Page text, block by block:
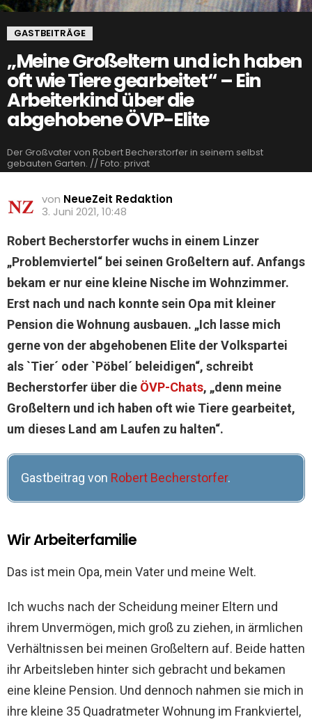
GASTBEITRÄGE
„Meine Großeltern und ich haben
oft wie Tiere gearbeitet“ – Ein
Arbeiterkind über die
abgehobene ÖVP-Elite
Der Großvater von Robert Becherstorfer in seinem selbst
gebauten Garten. // Foto: privat
von NeueZeit Redaktion
3. Juni 2021, 10:48
Robert Becherstorfer wuchs in einem Linzer
„Problemviertel“ bei seinen Großeltern auf. Anfangs
bekam er nur eine kleine Nische im Wohnzimmer.
Erst nach und nach konnte sein Opa mit kleiner
Pension die Wohnung ausbauen. „Ich lasse mich
gerne von der abgehobenen Elite der Volkspartei
als `Tier´ oder `Pöbel´ beleidigen“, schreibt
Becherstorfer über die ÖVP-Chats, „denn meine
Großeltern und ich haben oft wie Tiere gearbeitet,
um dieses Land am Laufen zu halten“.
Gastbeitrag von Robert Becherstorfer.
Wir Arbeiterfamilie
Das ist mein Opa, mein Vater und meine Welt.
Ich wuchs nach der Scheidung meiner Eltern und
ihrem Unvermögen, mich groß zu ziehen, in ärmlichen
Verhältnissen bei meinen Großeltern auf. Beide hatten
ihr Arbeitsleben hinter sich gebracht und bekamen
eine kleine Pension. Und dennoch nahmen sie mich in
ihre kleine 35 Quadratmeter Wohnung im Frankviertel,